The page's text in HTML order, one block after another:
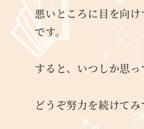
悪いところに目を向
です。
すると、いつしか思っ
どうぞ努力を続けて